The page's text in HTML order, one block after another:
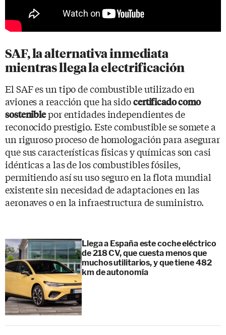
SAF, la alternativa inmediata
mientras llega la electrificación
El SAF es un tipo de combustible utilizado en
aviones a reacción que ha sidocertificado como
sosteniblepor entidades independientes de
reconocido prestigio. Este combustible se somete a
un riguroso proceso de homologación para asegurar
que sus características físicas y químicas son casi
idénticas a las de los combustibles fósiles,
permitiendo así su uso seguro en la flota mundial
existente sin necesidad de adaptaciones en las
aeronaves o en la infraestructura de suministro.
Llega a España este coche eléctrico
de 218 CV, que cuesta menos que
muchos utilitarios, y que tiene 482
km de autonomía